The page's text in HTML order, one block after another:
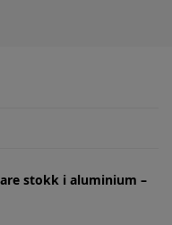
stokk i aluminium –